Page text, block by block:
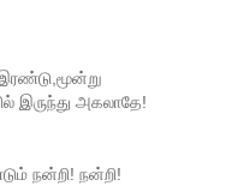
இருந்து அகலாதே!
நன்றி! நன்றி!